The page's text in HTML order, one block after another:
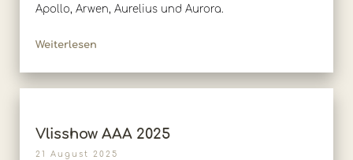
Apollo, Arwen, Aurelius und Aurora.
Weiterlesen
Vlisshow AAA 2025
21 August 2025